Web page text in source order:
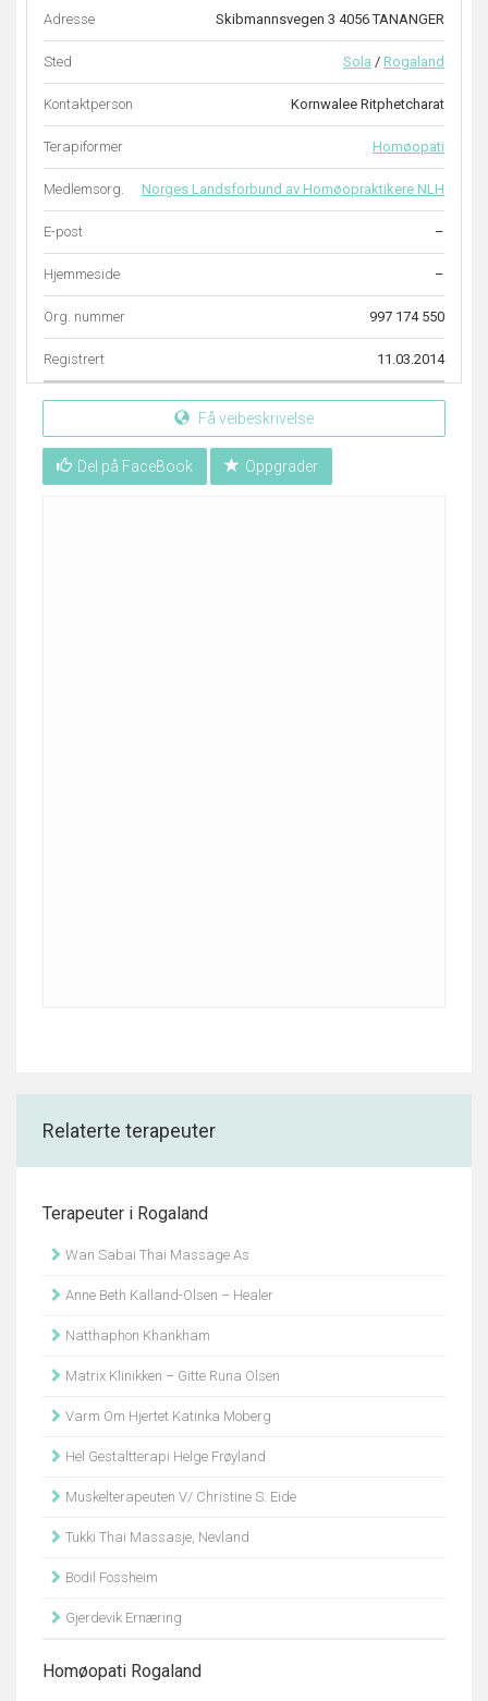
Adresse Skibmannsvegen 3 4056 TANANGER
Sted Sola / Rogaland
Kontaktperson Kornwalee Ritphetcharat
Terapiformer Homøopati
Medlemsorg. Norges Landsforbund av Homøopraktikere NLH
E-post –
Hjemmeside –
Org. nummer 997 174 550
Registrert 11.03.2014
Få veibeskrivelse
Del på FaceBook Oppgrader
Relaterte terapeuter
Terapeuter i Rogaland
Wan Sabai Thai Massage As
Anne Beth Kalland-Olsen – Healer
Natthaphon Khankham
Matrix Klinikken – Gitte Runa Olsen
Varm Om Hjertet Katinka Moberg
Hel Gestaltterapi Helge Frøyland
Muskelterapeuten V/ Christine S. Eide
Tukki Thai Massasje, Nevland
Bodil Fossheim
Gjerdevik Ernæring
Homøopati Rogaland